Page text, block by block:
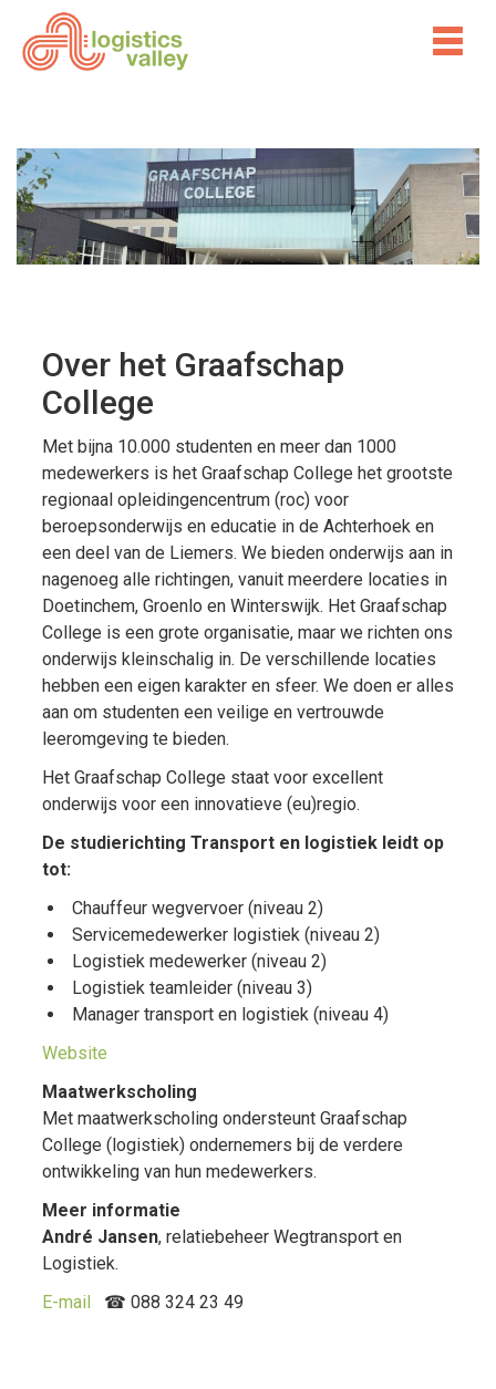
Over het Graafschap
College
Met bijna 10.000 studenten en meer dan 1000
medewerkers is het Graafschap College het grootste
regionaal opleidingencentrum (roc) voor
beroepsonderwijs en educatie in de Achterhoek en
een deel van de Liemers. We bieden onderwijs aan in
nagenoeg alle richtingen, vanuit meerdere locaties in
Doetinchem, Groenlo en Winterswijk. Het Graafschap
College is een grote organisatie, maar we richten ons
onderwijs kleinschalig in. De verschillende locaties
hebben een eigen karakter en sfeer. We doen er alles
aan om studenten een veilige en vertrouwde
leeromgeving te bieden.
Het Graafschap College staat voor excellent
onderwijs voor een innovatieve (eu)regio.
De studierichting Transport en logistiek leidt op
tot:
Chauffeur wegvervoer (niveau 2)
Servicemedewerker logistiek (niveau 2)
Logistiek medewerker (niveau 2)
Logistiek teamleider (niveau 3)
Manager transport en logistiek (niveau 4)
Website
Maatwerkscholing
Met maatwerkscholing ondersteunt Graafschap
College (logistiek) ondernemers bij de verdere
ontwikkeling van hun medewerkers.
Meer informatie
André Jansen, relatiebeheer Wegtransport en
Logistiek.
E-mail☎ 088 324 23 49